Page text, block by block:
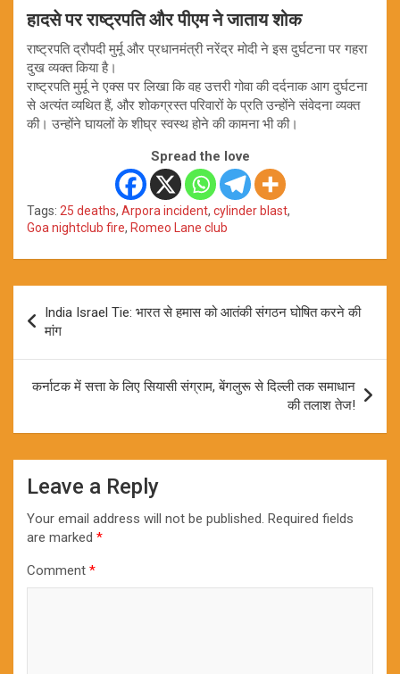
हादसे पर राष्ट्रपति और पीएम ने जाताय शोक
राष्ट्रपति द्रौपदी मुर्मू और प्रधानमंत्री नरेंद्र मोदी ने इस दुर्घटना पर गहरा
दुख व्यक्त किया है।
राष्ट्रपति मुर्मू ने एक्स पर लिखा कि वह उत्तरी गोवा की दर्दनाक आग दुर्घटना
से अत्यंत व्यथित हैं, और शोकग्रस्त परिवारों के प्रति उन्होंने संवेदना व्यक्त
की। उन्होंने घायलों के शीघ्र स्वस्थ होने की कामना भी की।
Spread the love
Tags: 25 deaths, Arpora incident, cylinder blast,
Goa nightclub fire, Romeo Lane club
navigation
India Israel Tie: भारत से हमास को आतंकी संगठन घोषित करने की
मांग
कर्नाटक में सत्ता के लिए सियासी संग्राम, बेंगलुरू से दिल्ली तक समाधान
की तलाश तेज!
Leave a Reply
Your email address will not be published. Required fields
are marked *
Comment *